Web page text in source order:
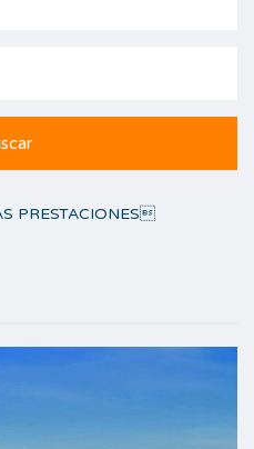
PRESTACIONES